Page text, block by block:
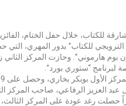
للكتاب، خلال حفل الختام،
هارموني”. وحازت المركز الثاني